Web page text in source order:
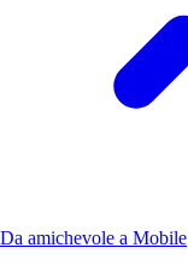
Da amichevole a Mobile